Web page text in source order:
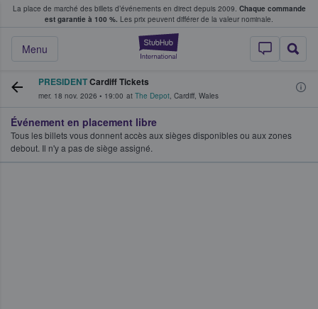
La place de marché des billets d’événements en direct depuis 2009. Chaque commande
est garantie à 100 %. Les prix peuvent différer de la valeur nominale.
StubHub - Où
Menu
fans achètent et vendent des billets
PRESIDENTCardiff Tickets
mer. 18 nov. 2026 • 19:00 at The Depot, Cardiff, Wales
Événement en placement libre
Tous les billets vous donnent accès aux sièges disponibles ou aux zones
debout. Il n'y a pas de siège assigné.